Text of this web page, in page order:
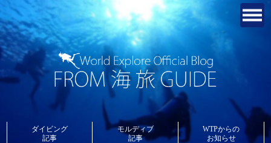
ダイビング
記事
モルディブ
記事
WTPからの
お知らせ